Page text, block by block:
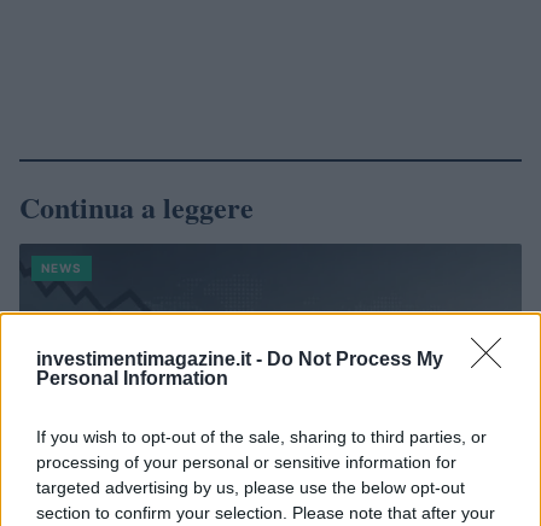
investimentimagazine.it - Do Not Process My
Personal Information
If you wish to opt-out of the sale, sharing to third parties, or
processing of your personal or sensitive information for
targeted advertising by us, please use the below opt-out
section to confirm your selection. Please note that after your
Continua a leggere
NEWS